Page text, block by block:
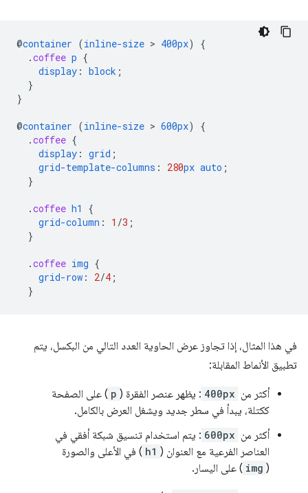
@container (inline-size > 400px)
{
.coffee p {
display : block ;
}
}
@container (inline-size > 600px)
{
.coffee {
display : grid ;
grid-template-columns : 280px auto ;
}
.coffee h1
{
grid-column : 1 /3 ;
}
.coffee img {
grid-row : 2/4 ;
}
في هذا المثال، إذا تجاوز عرض الحاوية العدد التالي من البكسل، يتم
تطبيق الأنماط المقابلة:
أكثر من 400px : يظهر عنصر الفقرة ( p ) على الصفحة
ككتلة، يبدأ في سطر جديد ويشغل العرض بالكامل.
أكثر من 600px : يتم استخدام تنسيق شبكة أفقي في
العناصر الفرعية مع العنوان ( h1 ) في الأعلى والصورة
(
img ) على اليسار.